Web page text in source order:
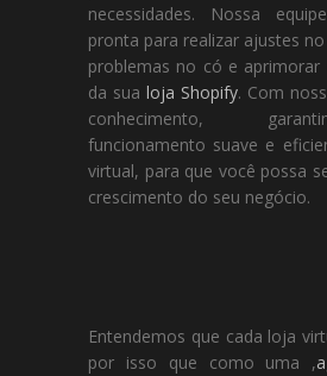
necessidades. Nossa
pronta para realizar ajustes
problemas no có e aprimorar
da sua loja Shopify. Com
conhecimento,
funcionamento suave e
virtual, para que você possa
crescimento do seu negócio.
Entendemos que cada loja
por isso que como uma ,